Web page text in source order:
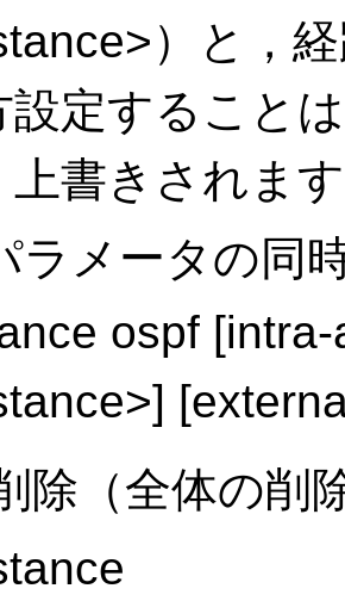
）と，
設定すること
上書きされま
ラメータの同
ospf
除（全体の削